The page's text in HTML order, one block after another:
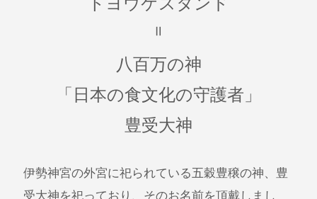
トヨウケスタンド
＝
八百万の神
「日本の食文化の守護者」
豊受大神
伊勢神宮の外宮に祀られている五穀豊穣の神、豊
受大神を祀っており、そのお名前を頂戴しまし